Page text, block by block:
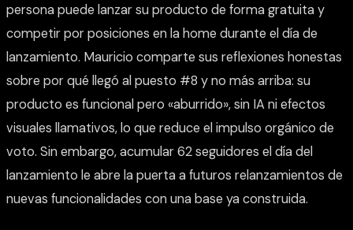
persona puede lanzar su producto de forma gratuita y
competir por posiciones en la home durante el día de
lanzamiento. Mauricio comparte sus reflexiones honestas
sobre por qué llegó al puesto #8 y no más arriba: su
producto es funcional pero «aburrido», sin IA ni efectos
visuales llamativos, lo que reduce el impulso orgánico de
voto. Sin embargo, acumular 62 seguidores el día del
lanzamiento le abre la puerta a futuros relanzamientos de
nuevas funcionalidades con una base ya construida.